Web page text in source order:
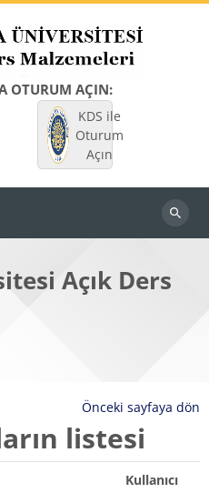
OTURUM AÇIN:
KDS ile
Oturum
Açın
Dersleri
Açık Ders
Önceki sayfaya dön
listesi
Kullanıcı